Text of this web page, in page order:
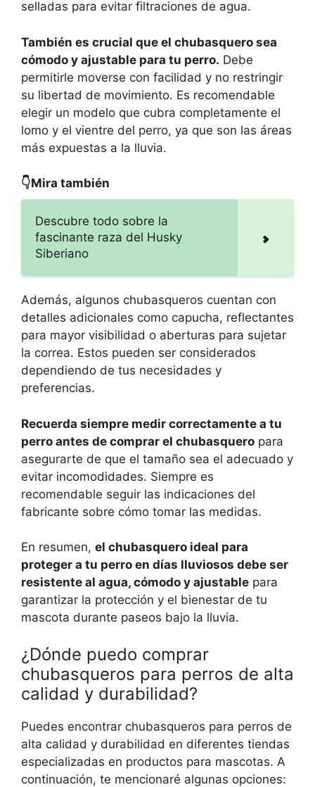
selladas para evitar filtraciones de agua.
También es crucial que el chubasquero sea
cómodo y ajustable para tu perro. Debe
permitirle moverse con facilidad y no restringir
su libertad de movimiento. Es recomendable
elegir un modelo que cubra completamente el
lomo y el vientre del perro, ya que son las áreas
más expuestas a la lluvia.
👇Mira también
Descubre todo sobre la
fascinante raza del Husky
Siberiano
Además, algunos chubasqueros cuentan con
detalles adicionales como capucha, reflectantes
para mayor visibilidad o aberturas para sujetar
la correa. Estos pueden ser considerados
dependiendo de tus necesidades y
preferencias.
Recuerda siempre medir correctamente a tu
perro antes de comprar el chubasquero para
asegurarte de que el tamaño sea el adecuado y
evitar incomodidades. Siempre es
recomendable seguir las indicaciones del
fabricante sobre cómo tomar las medidas.
En resumen, el chubasquero ideal para
proteger a tu perro en días lluviosos debe ser
resistente al agua, cómodo y ajustable para
garantizar la protección y el bienestar de tu
mascota durante paseos bajo la lluvia.
¿Dónde puedo comprar
chubasqueros para perros de alta
calidad y durabilidad?
Puedes encontrar chubasqueros para perros de
alta calidad y durabilidad en diferentes tiendas
especializadas en productos para mascotas. A
continuación, te mencionaré algunas opciones: